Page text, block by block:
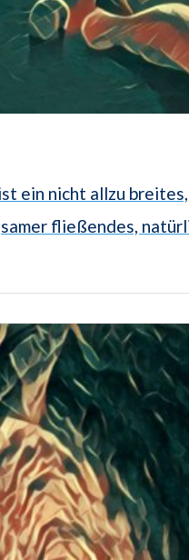
ein nicht allzu
fließendes,